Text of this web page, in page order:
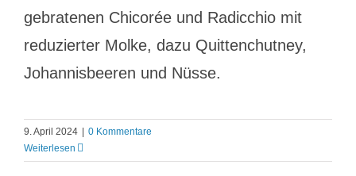
gebratenen Chicorée und Radicchio mit
reduzierter Molke, dazu Quittenchutney,
Johannisbeeren und Nüsse.
9. April 2024
0 Kommentare
Weiterlesen